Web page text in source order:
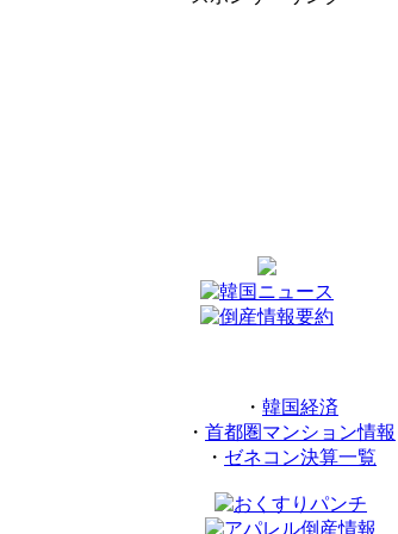
・ 韓国経済
・ 首都圏マンション情報
・ ゼネコン決算一覧